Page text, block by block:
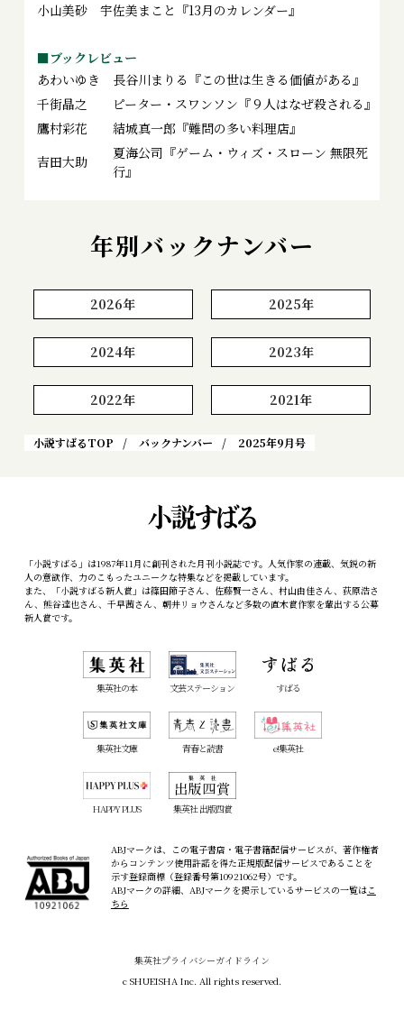
小山美砂
宇佐美まこと『13月のカレンダー』
■ブックレビュー
あわいゆき
長谷川まりる『この世は生きる価値がある』
千街晶之
ピーター・スワンソン『９人はなぜ殺される』
鷹村彩花
結城真一郎『難問の多い料理店』
吉田大助
夏海公司『ゲーム・ウィズ・スローン 無限死
行』
年別バックナンバー
2026年 2025年
2024年 2023年
2022年 2021年
小説すばるTOP バックナンバー 2025年9月号
「小説すばる」は1987年11月に創刊された月刊小説誌です。人気作家の連載、気鋭の新
人の意欲作、力のこもったユニークな特集などを掲載しています。
また、「小説すばる新人賞」は篠田節子さん、佐藤賢一さん、村山由佳さん、荻原浩さ
ん、熊谷達也さん、千早茜さん、朝井リョウさんなど多数の直木賞作家を輩出する公募
新人賞です。
集英社の本 文芸ステーション すばる
集英社文庫 青春と読書 e!集英社
HAPPY PLUS 集英社 出版四賞
ABJマークは、この電子書店・電子書籍配信サービスが、著作権者
からコンテンツ使用許諾を得た正規版配信サービスであることを
示す登録商標（登録番号第10921062号）です。
ABJマークの詳細、ABJマークを掲示しているサービスの一覧はこ
ちら
集英社プライバシーガイドライン
c SHUEISHA Inc. All rights reserved.